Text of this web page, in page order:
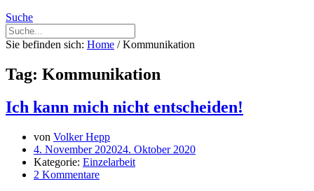
Suche
Sie befinden sich: Home / Kommunikation
Tag: Kommunikation
Ich kann mich nicht entscheiden!
von Volker Hepp
4. November 202024. Oktober 2020
Kategorie: Einzelarbeit
2 Kommentare